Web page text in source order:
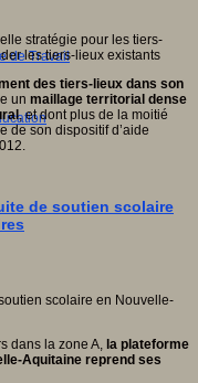
de Travail
des tiers-lieux dans son
un maillage territorial dense
, et dont plus de la moitié
de son dispositif d’aide
de soutien scolaire
dans la zone A, la plateforme
Aquitaine reprend ses